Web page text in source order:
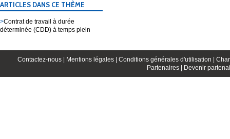
ARTICLES DANS CE THÈME
>Contrat de travail à durée
déterminée (CDD) à temps plein
Contactez-nous | Mentions légales | Conditions générales d'utilisation |
Partenaires |
Devenir